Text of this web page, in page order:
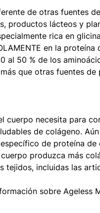
de otras fuentes
productos lácteos y
rica en
en la
al 50 % de los
que otras fuentes de
cuerpo necesita para
de colágeno.
de proteína
produzca más
tejidos, incluidas las
sobre Ageless